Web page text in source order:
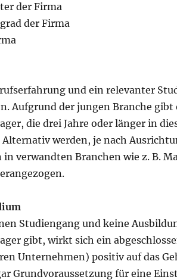
der Firma
der Firma
und ein relevanter
Aufgrund der jungen Branche gibt
die drei Jahre oder länger in
werden, je nach
in verwandten Branchen wie z. B.
Studiengang und keine
gibt, wirkt sich ein
Unternehmen) positiv auf das
Grundvoraussetzung für eine